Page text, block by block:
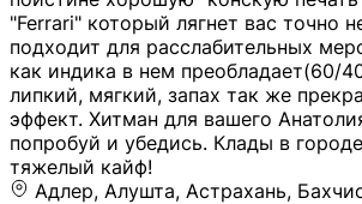
"Ferrari" который лягнет вас точно
подходит для расслабительных
как индика в нем преобладает(60/
липкий, мягкий, запах так же
эффект. Хитман для вашего
попробуй и убедись. Клады в
тяжелый кайф!
Адлер, Алушта, Астрахань, Бахчисарай, Волгоград, Волжский, Евпатория, Екатеринбург, Ишимбай, Казань, Керчь, Копейск, Курск, Рыльск, Саки, Салават, Симферополь, Сочи, Старый Крым, Стерлитамак, Судак, Уфа, Феодосия, Хабаровск, Челябинск, Ялта, Джанкой, Новосибирск, Щёлкино, Санкт-Петербург, Мурманск, Сургут, Невинномысск, Черкесск, Усть-Лабинск, Геленджик, Ставрополь, Калуга, Елец, Лебедянь, Данков, Жуковский, Оренбург, Орск (Оренбургская область), Магнитогорск, Пермь, Зеленоград, Солнечногорск, Нижний Новгород, Лысково, Заволжье, Кстово, Балахна (Нижегородская область), Богородск, Бор (Нижегородская область), Саратов, Энгельс, Ижевск, Тюмень, Ростов-на-Дону, Шахты, Новочеркасск, Батайск, Аксай, Люберцы, Истра, Москва, Армавир, Краснодар, Магадан, Самара, Анапа, Славянск-на-Кубани, Чаплыгин, Липецк, Нижний Тагил, Орехово-Зуево, Усть-Джегута, Лянтор, Нефтеюганск, Пыть-Ях, Урень, Ветлуга, Шахунья, Новороссийск, Крымск, Тимашёвск, Тольятти, Воткинск, Звенигород, Руза, Можайск, Белгород, Воронеж, Соликамск, Нытва, Лысьва (Пермский край), Чусовой, Кунгур, Краснокамск, Миасс, Губаха, Тула, Новомосковск, Донской, Омск, Льгов, Мытищи, Королёв, Ивантеевка, Балашиха, Семилуки, Кудымкар, Старый Оскол, Оса (Пермский край), Одинцово (Московская область), Ханты-Мансийск, Лабинск, Темрюк, Курганинск, Белореченск (Краснодарский край), Алупкa, Губкин, Рязань, Калининград, Усть-Илимск, Фрязино, Минеральные Воды, Пятигорск, Кострома, Ярославль, Коркино, Верхняя Пышма, Подольск, Красноярск, Смоленск, Долгопрудный, Чебоксары, Калачинск, Канск, Киров (Кировская область), Вологда, Рославль, Владивосток, Обнинск, Балабаново (Калужская область), Малоярославец, Брянск, Видное, Ярцево, Вязьма, Гагарин, Приволжск, Фурманов, Чайковский, Кинешма, Горячий Ключ, Улан-Удэ, Туймазы, Дюртюли, Альметьевск, Нефтекамск, Хадыженск, Апшеронск, Майкоп, Уссурийск, Ульяновск, Гатчина, Луга (Ленинградская область), Надым, Ногинск, Электросталь, Железнодорожный (Московская область), Бутурлиновка, Кириллов, Краснознаменск (Калиниградская область), Мышкин, Томмот, Холм, Абакан, Абдулино, Агидель, Агрыз, Адыгейск, Азнакаево, Алатырь, Алдан, Алейск, Александров, Александровск, Алексеевка (Белгородская обл.), Алексин, Амурск, Анадырь, Ангарск, Андреаполь, Анжеро-Судженск, Анива, Апатиты, Арамиль, Ардон, Арзамас, Аркадак, Арсеньев, Артём, Артёмовский, Архангельск, Асбест, Асино, Аткарск, Ахтубинск, Аша, Бабаево (Вологодская область), Бавлы (Республика Татарстан), Байкальск, Бакал, Баксан, Балаклава, Балаково (Саратовская область), Балашов (Саратовская область), Балтийск, Барабинск, Барнаул, Барыш (Ульяновская область), Бежецк, Белая Калитва (Ростовская область), Белебей, Белогорск (Крым), Белозерск, Белокуриха, Беломорск, Белоозёрский (Московская область), Белорецк (Республика Башкортостан), Кызыл, Белоярский (Ханты-Мансийский АО), Бердск, Березники (Пермский край), Берёзовский (Кемеровская область), Берёзовский (Свердловская область), Беслан, Бийск, Бикин, Билибино, Биробиджан, Благовещенск (Амурская область), Благовещенск (Башкортостан), Бобров, Богородицк, Боготол, Богучар, Бокситогорск (Ленинградская область), Бологое (Тверская область), Болхов, Большой Камень (Приморский край), Борисоглебск (Воронежская область), Боровичи (Новгородская область), Боровск, Бородино, Братск, Бронницы (Московская область), Бугульма (Республика Татарстан), Бугуруслан (Оренбургская область), Буинск, Буй, Буйнакск, Валдай, Валуйки, Велиж, Великие Луки, Великий Новгород, Великий Устюг, Вельск, Венёв, Верещагино, Верхнеуральск, Верхний Уфалей, Верхняя Салда, Верхняя Тура, Весьегонск, Вилючинск, Вихоревка, Вичуга, Владикавказ, Волгодонск, Волгореченск, Володарск, Волосово, Волчанск, Вольск, Воркута, Ворсма, Всеволожск (Ленинградская область), Вуктыл, Выкса, Высоковск, Высоцк, Вытегра, Вышний Волочёк, Вяземский, Вязники, Вятские Поляны, Нея, Шилка, Гаврилов Посад, Гаврилов-Ям, Гай, Галич, Гдов, Голицыно, Горно-Алтайск, Горнозаводск, Горняк, Городец, Гороховец, Гремячинск, Грозный, Грязи, Грязовец, Губкинский, Гуково, Гулькевичи, Гурьевск (Калининградская область), Гурьевск (Кемеровская область), Гусев, Гусь-Хрустальный, Давлеканово, Далматово, Дальнегорск, Дегтярск, Дедовск, Демидов, Дербент, Десногорск, Дзержинск, Дзержинский (Московская область), Дивногорск, Димитровград, Дмитровск, Дно, Добрянка, Долинск, Домодедово, Донецк (ДНР), Дорогобуж, Дрезна, Дубна, Дудинка, Духовщина, Дятьково, Егорьевск, Елабуга, Елизово, Ельня (Будет изменено название), Емва, Енисейск, Ермолино, Ершов, Ессентуки, Ефремов, Железноводск, Железногорск (Красноярский край), Железногорск (Курская область), Железногорск-Илимский, Жигулёвск, Жиздра, Жирновск, Жуков, Жуковка, Заводоуковск, Заволжск, Задонск, Заинск, Заозёрный, Заозёрск, Западная Двина, Заполярный, Зарайск, Заречный (Пензенская область), Заречный (Свердловская область), Заринск, Звенигово, Зверево, Зеленогорск ( Ленинградская обл. ), Зеленоградск, Зеленодольск, Зеленокумск, Зерноград, Зима, Змеиногорск, Зубцов, Ивангород, Иваново, Ивдель, Избербаш, Изобильный, Иланский, Инза, Инкерман, Инта, Ипатово, Искитим, Йошкар-Ола, Кадников, Калач, Калач-на-Дону, Калининск, Калтан, Калязин, Камбарка, Каменка (Пензенская область), Каменногорск (Ленинградская область), Каменск-Уральский, Каменск-Шахтинский, Камень-на-Оби, Камешково, Камышин, Канаш, Кандалакша, Карабаново, Карабаш, Карачаевск, Каргат, Каргополь, Карпинск, Карталы, Касимов, Касли, Каспийск, Катав-Ивановск, Катайск, Качканар, Кашин, Кашира, Кемерово, Кемь, Кизел, Кизилюрт, Кизляр, Кимовск, Кимры, Кингисепп, Кинель, Киреевск, Киренск, Киржач, Кириши, Кирово-Чепецк, Кировск (Ленинградская область), Кировск (Мурманская область), Кирсанов, Киселёвск, Кисловодск, Климовск, Клинцы, Княгинино, Ковдор, Ковров, Когалым, Козельск, Козьмодемьянск, Кола, Кологрив, Колпашево, Колпино, Кольчугино, Комсомольск, Комсомольск-на-Амуре, Конаково, Кондопога, Кондрово, Константиновск, Кораблино, Кореновск, Корсаков, Коряжма, Костерёво, Костомукша, Котельники, Котельниково, Котельнич, Котлас, Котовск, Кохма, Красноармейск (Московская область), Краснозаводск, Краснознаменск (Московская область), Краснокаменск, Краснослободск (Волгоградская область), Краснотурьинск, Красноуральск, Красный Сулин, Кремёнки, Кропоткин, Кубинка, Кувшиново (Тверская область), Кудрово, Кулебаки, Кумертау, Курлово, Куровское, Куртамыш, Курчатов, Куса, Кушва, Кыштым, Лабытнанги, Лагань, Лаишево (Республика Татарстан), Лакинск, Лангепас, Лахденпохья, Ленинск-Кузнецкий, Ленск (Республика Саха), Лермонтов (Ставропольский край),